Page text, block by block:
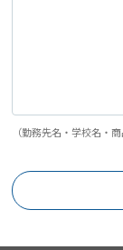
（勤務先名・学校名・